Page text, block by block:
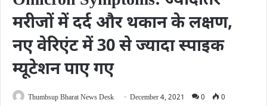
मरीजों में दर्द और थकान के लक्षण,
नए वेरिएंट में 30 से ज्यादा स्पाइक
म्यूटेशन पाए गए
Thumbsup Bharat News Desk December 4, 2021 0
0